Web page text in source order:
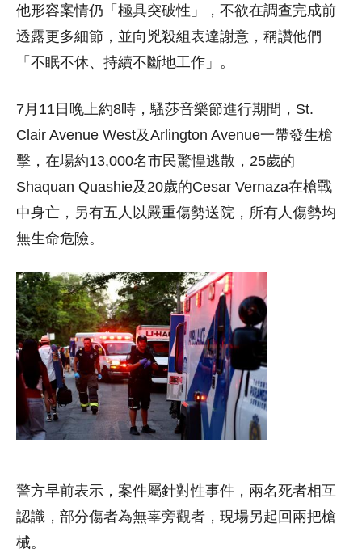
他形容案情仍「極具突破性」，不欲在調查完成前
透露更多細節，並向兇殺組表達謝意，稱讚他們
「不眠不休、持續不斷地工作」。
7月11日晚上約8時，騷莎音樂節進行期間，St.
Clair Avenue West及Arlington Avenue一帶發生槍
擊，在場約13,000名市民驚惶逃散，25歲的
Shaquan Quashie及20歲的Cesar Vernaza在槍戰
中身亡，另有五人以嚴重傷勢送院，所有人傷勢均
無生命危險。
警方早前表示，案件屬針對性事件，兩名死者相互
認識，部分傷者為無辜旁觀者，現場另起回兩把槍
械。